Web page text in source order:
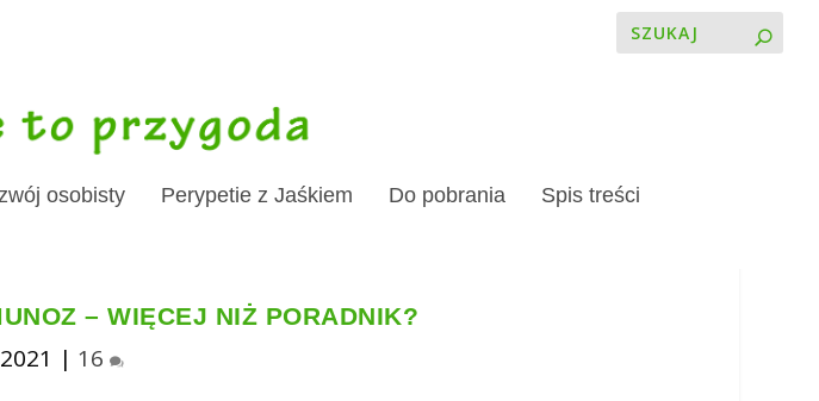
osobisty Perypetie z Jaśkiem Do pobrania Spis treści
– WIĘCEJ NIŻ PORADNIK?
| 16